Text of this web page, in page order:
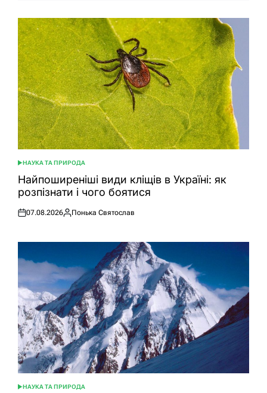
ОПУБЛІКУВАТИ
У
НАУКА ТА ПРИРОДА
Найпоширеніші види кліщів в Україні: як
розпізнати і чого боятися
Оприлюднено
07.08.2026
Опубліковано
Понька Святослав
ОПУБЛІКУВАТИ
НАУКА ТА ПРИРОДА